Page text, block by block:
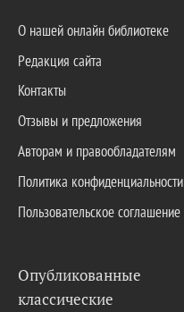
О нашей онлайн библиотеке
Редакция сайта
Контакты
Отзывы и предложения
Авторам и правообладателям
Политика конфиденциальности
Пользовательское соглашение
Опубликованные
классические